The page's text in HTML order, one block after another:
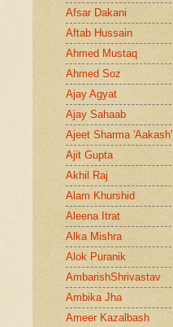
Afsar Dakani
Aftab Hussain
Ahmed Mustaq
Ahmed Soz
Ajay Agyat
Ajay Sahaab
Ajeet Sharma 'Aakash'
Ajit Gupta
Akhil Raj
Alam Khurshid
Aleena Itrat
Alka Mishra
Alok Puranik
AmbarishShrivastav
Ambika Jha
Ameer Kazalbash